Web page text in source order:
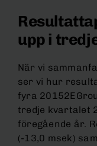
upp i
När vi
ser vi hur
fyra
tredje kvartalet
föregående år.
(-13,0 msek)